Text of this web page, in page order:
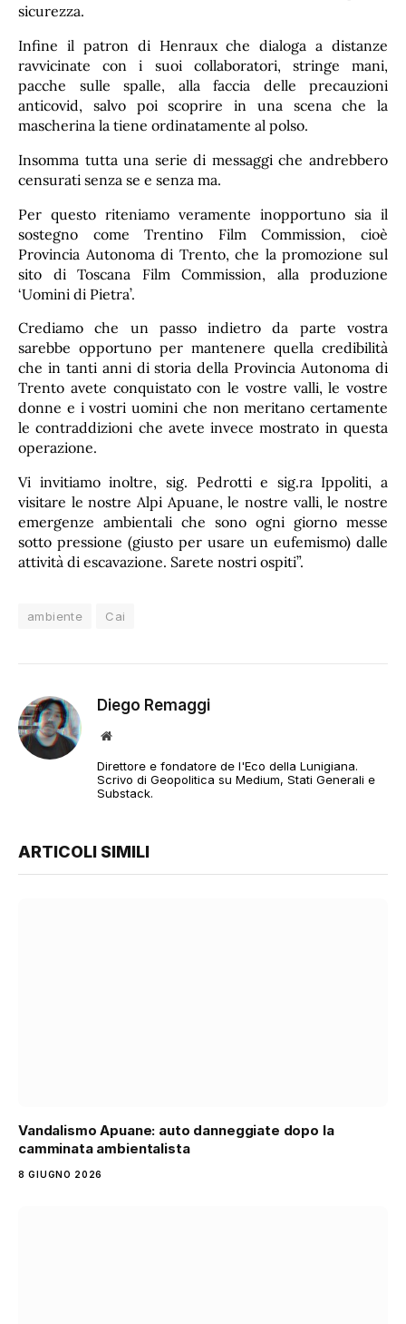
sicurezza.
Infine il patron di Henraux che dialoga a distanze
ravvicinate con i suoi collaboratori, stringe mani,
pacche sulle spalle, alla faccia delle precauzioni
anticovid, salvo poi scoprire in una scena che la
mascherina la tiene ordinatamente al polso.
Insomma tutta una serie di messaggi che andrebbero
censurati senza se e senza ma.
Per questo riteniamo veramente inopportuno sia il
sostegno come Trentino Film Commission, cioè
Provincia Autonoma di Trento, che la promozione sul
sito di Toscana Film Commission, alla produzione
‘Uomini di Pietra’.
Crediamo che un passo indietro da parte vostra
sarebbe opportuno per mantenere quella credibilità
che in tanti anni di storia della Provincia Autonoma di
Trento avete conquistato con le vostre valli, le vostre
donne e i vostri uomini che non meritano certamente
le contraddizioni che avete invece mostrato in questa
operazione.
Vi invitiamo inoltre, sig. Pedrotti e sig.ra Ippoliti, a
visitare le nostre Alpi Apuane, le nostre valli, le nostre
emergenze ambientali che sono ogni giorno messe
sotto pressione (giusto per usare un eufemismo) dalle
attività di escavazione. Sarete nostri ospiti”.
ambiente Cai
Diego Remaggi
Sito
Direttore e fondatore de l'Eco della Lunigiana.
Scrivo di Geopolitica su Medium, Stati Generali e
Substack.
ARTICOLI SIMILI
Vandalismo Apuane: auto danneggiate dopo la
camminata ambientalista
8 GIUGNO 2026